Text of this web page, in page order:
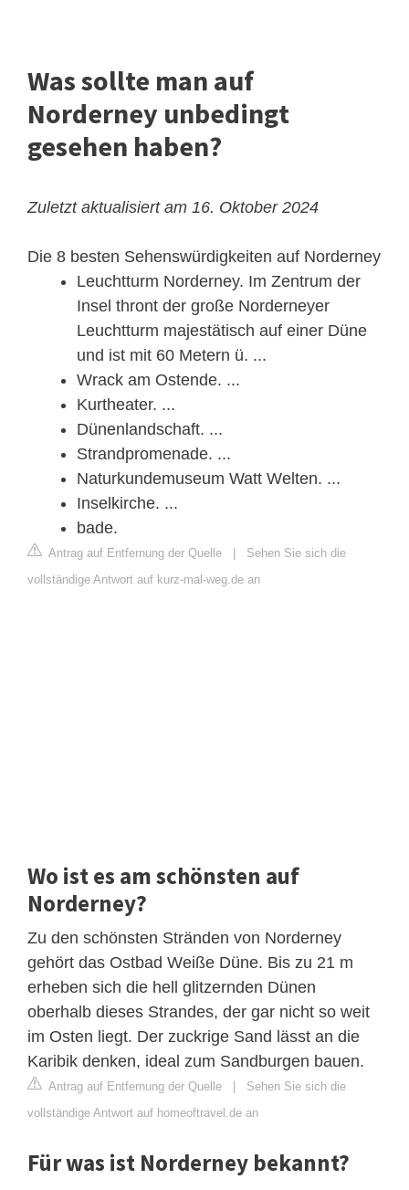
Was sollte man auf
Norderney unbedingt
gesehen haben?
Zuletzt aktualisiert am 16. Oktober 2024
Die 8 besten Sehenswürdigkeiten auf Norderney
Leuchtturm Norderney. Im Zentrum der
Insel thront der große Norderneyer
Leuchtturm majestätisch auf einer Düne
und ist mit 60 Metern ü. ...
Wrack am Ostende. ...
Kurtheater. ...
Dünenlandschaft. ...
Strandpromenade. ...
Naturkundemuseum Watt Welten. ...
Inselkirche. ...
bade.
Antrag auf Entfernung der Quelle
Sehen Sie sich die
vollständige Antwort auf kurz-mal-weg.de an
Wo ist es am schönsten auf
Norderney?
Zu den schönsten Stränden von Norderney
gehört das Ostbad Weiße Düne. Bis zu 21 m
erheben sich die hell glitzernden Dünen
oberhalb dieses Strandes, der gar nicht so weit
im Osten liegt. Der zuckrige Sand lässt an die
Karibik denken, ideal zum Sandburgen bauen.
Antrag auf Entfernung der Quelle
Sehen Sie sich die
vollständige Antwort auf homeoftravel.de an
Für was ist Norderney bekannt?